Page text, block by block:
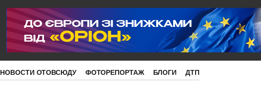
НОВОСТИ ОТОВСЮДУ ФОТОРЕПОРТАЖ БЛОГИ ДТП